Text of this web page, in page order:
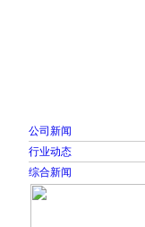
公司新闻
行业动态
综合新闻